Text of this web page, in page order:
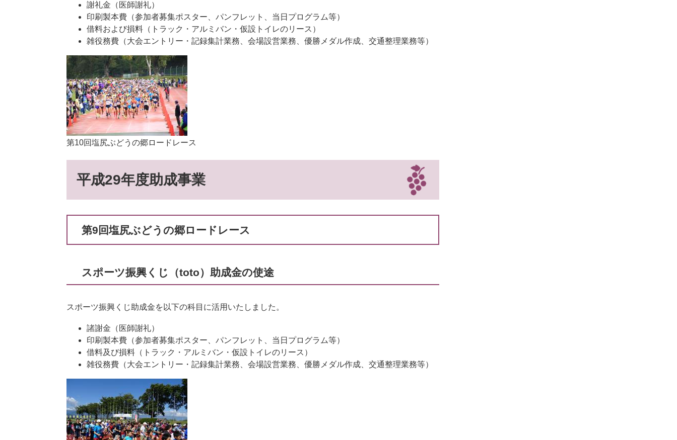
謝礼金（医師謝礼）
印刷製本費（参加者募集ポスター、パンフレット、当日プログラム等）
借料および損料（トラック・アルミバン・仮設トイレのリース）
雑役務費（大会エントリー・記録集計業務、会場設営業務、優勝メダル作成、交通整理業務等）
第10回塩尻ぶどうの郷ロードレース
平成29年度助成事業
第9回塩尻ぶどうの郷ロードレース
スポーツ振興くじ（toto）助成金の使途
スポーツ振興くじ助成金を以下の科目に活用いたしました。
諸謝金（医師謝礼）
印刷製本費（参加者募集ポスター、パンフレット、当日プログラム等）
借料及び損料（トラック・アルミバン・仮設トイレのリース）
雑役務費（大会エントリー・記録集計業務、会場設営業務、優勝メダル作成、交通整理業務等）